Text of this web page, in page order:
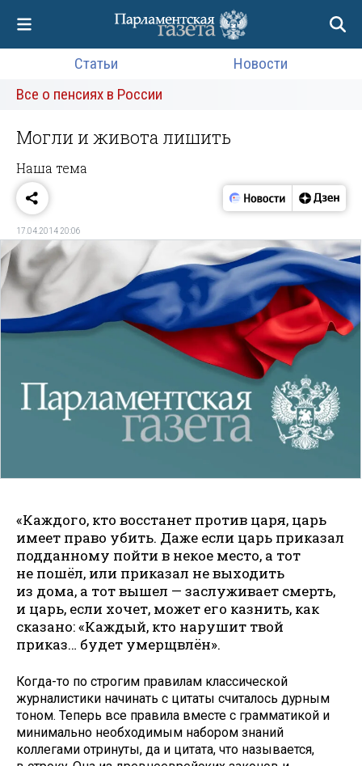
Статьи
Новости
Все о пенсиях в России
Могли и живота лишить
Наша тема
17.04.2014 20:06
«Каждого, кто восстанет против царя, царь
имеет право убить. Даже если царь приказал
подданному пойти в некое место, а тот
не пошёл, или приказал не выходить
из дома, а тот вышел — заслуживает смерть,
и царь, если хочет, может его казнить, как
сказано: «Каждый, кто нарушит твой
приказ… будет умерщвлён».
Когда-то по строгим правилам классической
журналистики начинать с цитаты считалось дурным
тоном. Теперь все правила вместе с грамматикой и
минимально необходимым набором знаний
коллегами отринуты, да и цитата, что называется,